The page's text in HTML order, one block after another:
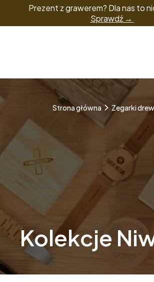
Prezent z grawerem? Dla nas to
Sprawdź →
Strona główna Zegarki
Kolekcje